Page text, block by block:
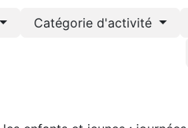
Catégorie d'activité